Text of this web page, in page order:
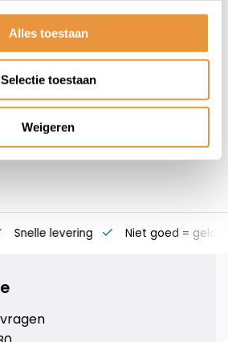
Alles toestaan
Selectie toestaan
Weigeren
Snelle levering Niet goed = geld